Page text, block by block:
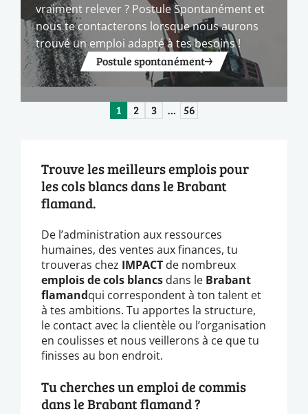
vraiment relever ? Postule Spontanément et
nous te contacterons lorsque nous aurons
trouvé un emploi adapté à tes besoins !
Postule spontanément
1 2 3 … 56
Trouve les meilleurs emplois pour
les cols blancs dans le Brabant
flamand.
De l’administration aux ressources
humaines, des ventes aux finances, tu
trouveras chez IMPACT de nombreux
emplois de cols blancs dans le Brabant
flamandqui correspondent à ton talent et
à tes ambitions. Tu apportes la structure,
le contact avec la clientèle ou l’organisation
en coulisses et nous veillerons à ce que tu
finisses au bon endroit.
Tu cherches un emploi de commis
dans le Brabant flamand ?